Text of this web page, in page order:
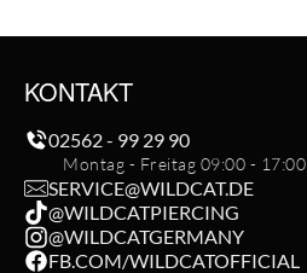
KONTAKT
02562 - 99 29 90
Montag - Freitag 09:00 - 17:00
SERVICE@WILDCAT.DE
@WILDCATPIERCING
@WILDCATGERMANY
FB.COM/WILDCATOFFICIAL